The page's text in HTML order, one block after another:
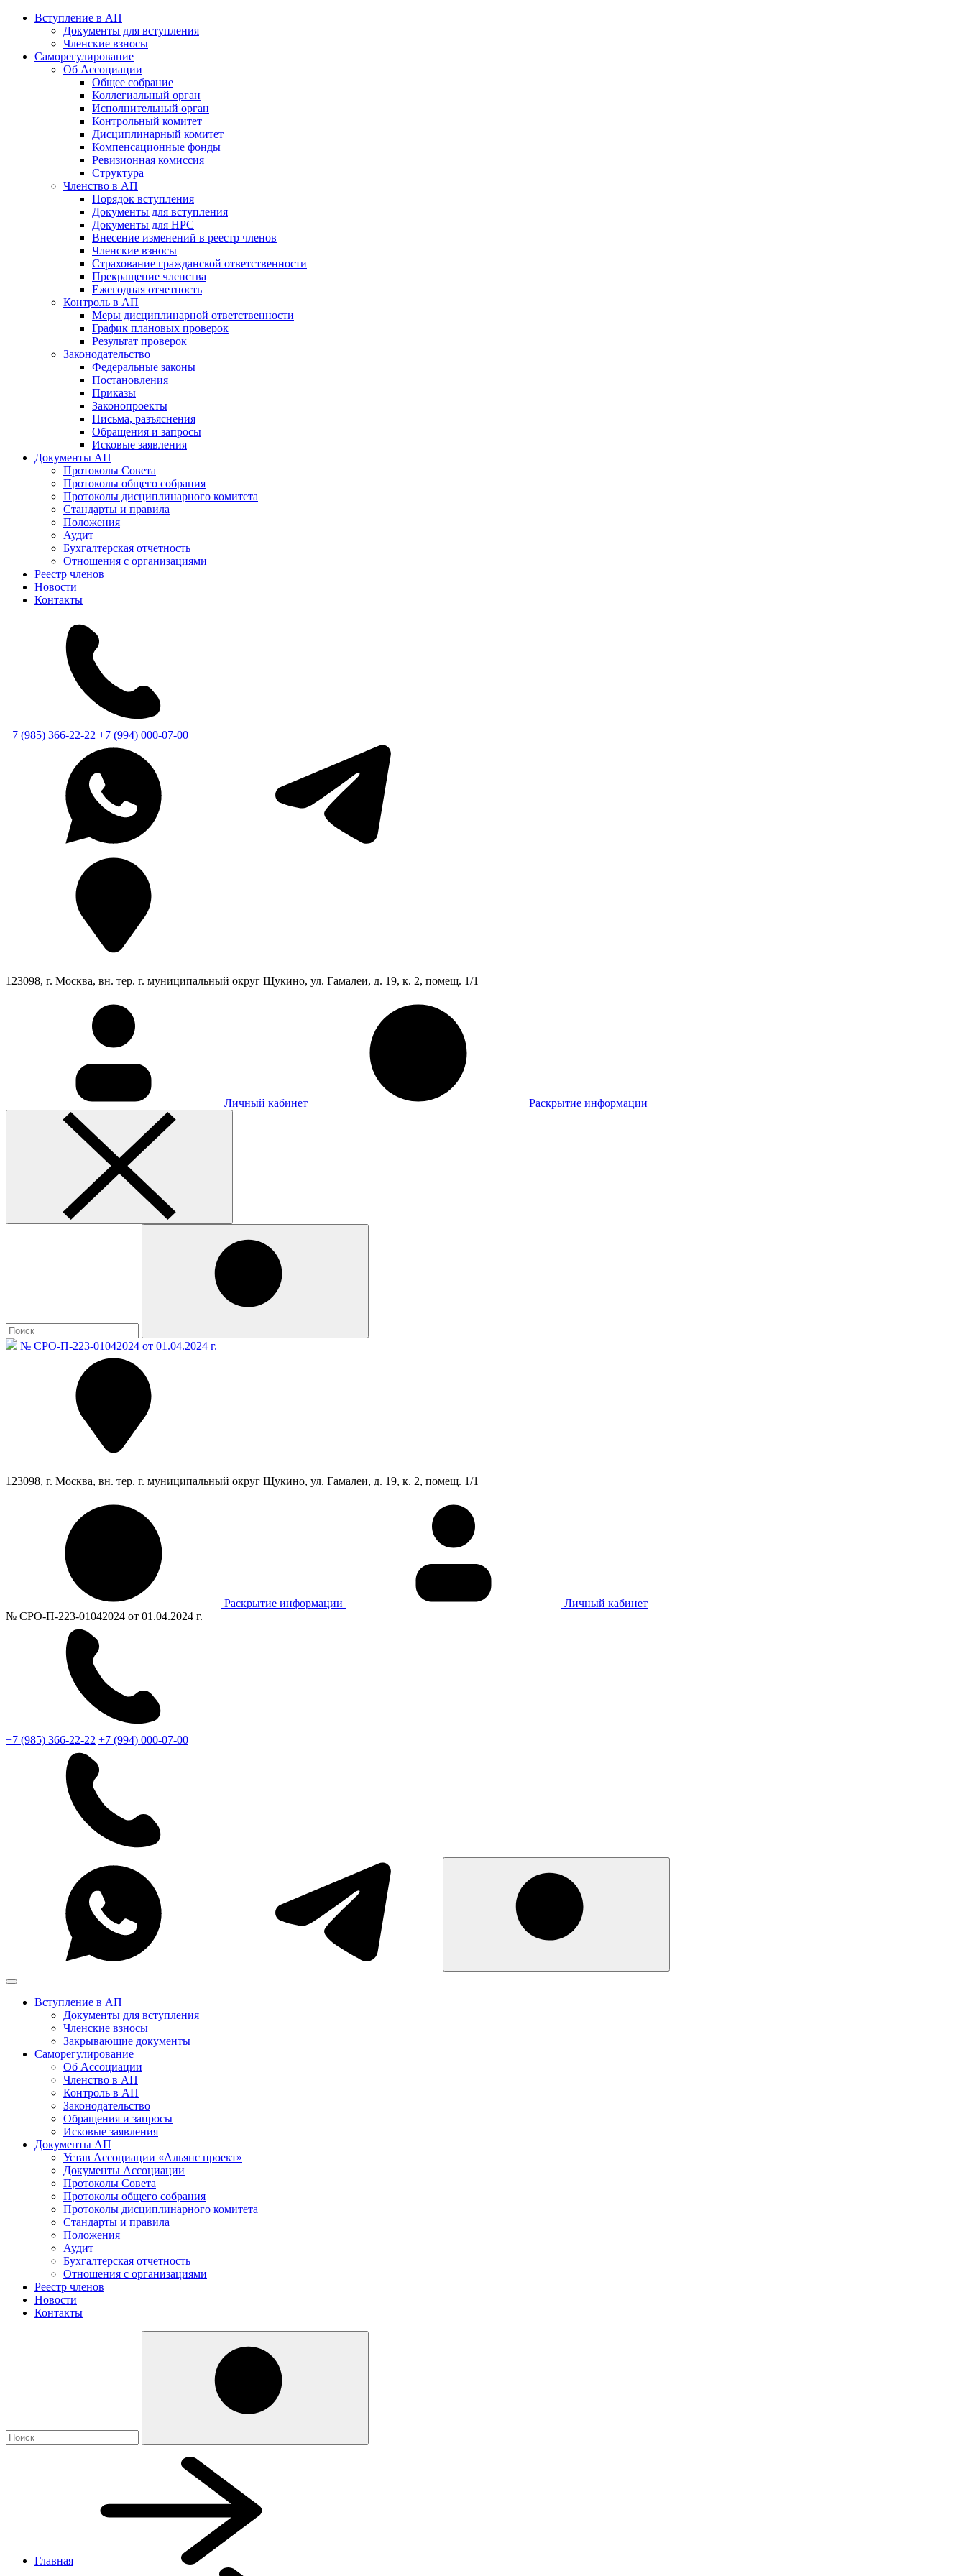
Вступление в АП
Документы для вступления
Членские взносы
Саморегулирование
Об Ассоциации
Общее собрание
Коллегиальный орган
Исполнительный орган
Контрольный комитет
Дисциплинарный комитет
Компенсационные фонды
Ревизионная комиссия
Структура
Членство в АП
Порядок вступления
Документы для вступления
Документы для НРС
Внесение изменений в реестр членов
Членские взносы
Страхование гражданской ответственности
Прекращение членства
Ежегодная отчетность
Контроль в АП
Меры дисциплинарной ответственности
График плановых проверок
Результат проверок
Законодательство
Федеральные законы
Постановления
Приказы
Законопроекты
Письма, разъяснения
Обращения и запросы
Исковые заявления
Документы АП
Протоколы Совета
Протоколы общего собрания
Протоколы дисциплинарного комитета
Стандарты и правила
Положения
Аудит
Бухгалтерская отчетность
Отношения с организациями
Реестр членов
Новости
Контакты
+7 (985) 366-22-22 +7 (994) 000-07-00
123098, г. Москва, вн. тер. г. муниципальный округ Щукино, ул. Гамалеи, д. 19, к. 2, помещ. 1/1
Личный кабинет Раскрытие информации
№ СРО-П-223-01042024 от 01.04.2024 г.
123098, г. Москва, вн. тер. г. муниципальный округ Щукино, ул. Гамалеи, д. 19, к. 2, помещ. 1/1
Раскрытие информации
Личный кабинет
№ СРО-П-223-01042024 от 01.04.2024 г.
+7 (985) 366-22-22 +7 (994) 000-07-00
Вступление в АП
Документы для вступления
Членские взносы
Закрывающие документы
Саморегулирование
Об Ассоциации
Членство в АП
Контроль в АП
Законодательство
Обращения и запросы
Исковые заявления
Документы АП
Устав Ассоциации «Альянс проект»
Документы Ассоциации
Протоколы Совета
Протоколы общего собрания
Протоколы дисциплинарного комитета
Стандарты и правила
Положения
Аудит
Бухгалтерская отчетность
Отношения с организациями
Реестр членов
Новости
Контакты
Главная